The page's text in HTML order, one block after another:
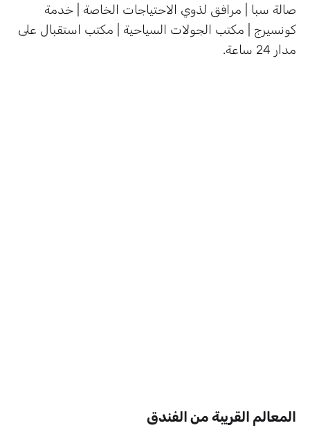
صالة سبا | مرافق لذوي الاحتياجات الخاصة | خدمة
كونسيرج | مكتب الجولات السياحية | مكتب استقبال على
مدار 24 ساعة.
المعالم القريبة من الفندق